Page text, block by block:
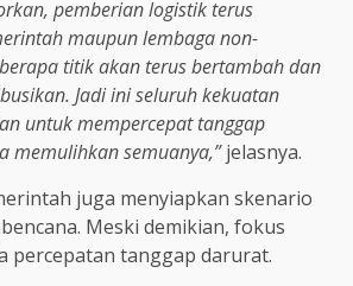
pemberian logistik terus
maupun lembaga non-
titik akan terus bertambah dan
Jadi ini seluruh kekuatan
untuk mempercepat tanggap
memulihkan semuanya,”jelasnya.
juga menyiapkan skenario
Meski demikian, fokus
percepatan tanggap darurat.